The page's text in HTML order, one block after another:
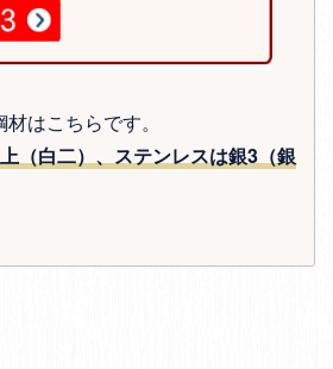
はこちらです。
（白二）、ステンレスは銀3（銀